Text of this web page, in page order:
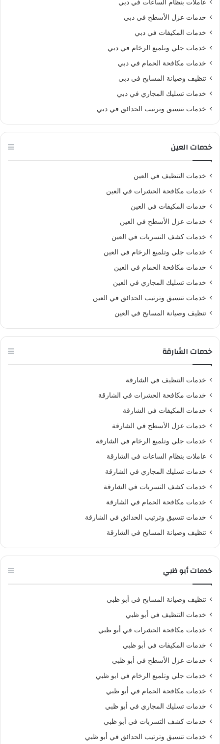
عاملات بنظام الساعات في دبي
خدمات عزل الأسطح في دبي
خدمات المكيفات في دبي
خدمات جلي وتلميع الرخام في دبي
خدمات مكافحة الحمام في دبي
تنظيف وصيانة المسابح في دبي
خدمات تسليك المجاري في دبي
خدمات تنسيق وترتيب الحدائق في دبي
خدمات العين
خدمات التنظيف في العين
خدمات مكافحة الحشرات في العين
خدمات المكيفات في العين
خدمات عزل الأسطح في العين
خدمات كشف التسربات في العين
خدمات جلي وتلميع الرخام في العين
خدمات مكافحة الحمام في العين
خدمات تسليك المجاري في العين
خدمات تنسيق وترتيب الحدائق في العين
تنظيف وصيانة المسابح في العين
خدمات الشارقة
خدمات التنظيف في الشارقة
خدمات مكافحة الحشرات في الشارقة
خدمات المكيفات في الشارقة
خدمات عزل الأسطح في الشارقة
خدمات جلي وتلميع الرخام في الشارقة
عاملات بنظام الساعات في الشارقة
خدمات تسليك المجاري في الشارقة
خدمات كشف التسربات في الشارقة
خدمات مكافحة الحمام في الشارقة
خدمات تنسيق وترتيب الحدائق في الشارقة
تنظيف وصيانة المسابح في الشارقة
خدمات أبو ظبي
تنظيف وصيانة المسابح في أبو ظبي
خدمات التنظيف في أبو ظبي
خدمات مكافحة الحشرات في أبو ظبي
خدمات المكيفات في أبو ظبي
خدمات عزل الأسطح في أبو ظبي
خدمات جلي وتلميع الرخام في ابو ظبي
خدمات مكافحة الحمام في أبو ظبي
خدمات تسليك المجاري في أبو ظبي
خدمات كشف التسربات في أبو ظبي
خدمات تنسيق وترتيب الحدائق في أبو ظبي